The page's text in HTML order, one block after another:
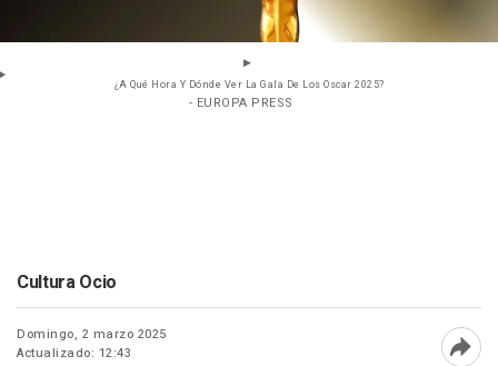
¿A Qué Hora Y Dónde Ver La Gala De Los Oscar 2025?
- EUROPA PRESS
Cultura Ocio
Domingo, 2 marzo 2025
Actualizado: 12:43